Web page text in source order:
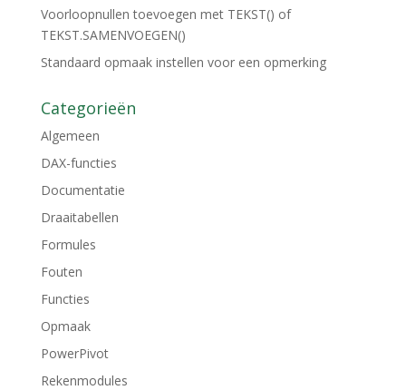
Voorloopnullen toevoegen met TEKST() of
TEKST.SAMENVOEGEN()
Standaard opmaak instellen voor een opmerking
Categorieën
Algemeen
DAX-functies
Documentatie
Draaitabellen
Formules
Fouten
Functies
Opmaak
PowerPivot
Rekenmodules